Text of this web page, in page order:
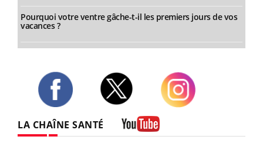
Pourquoi votre ventre gâche-t-il les premiers jours de vos
vacances ?
LA CHAÎNE SANTÉ